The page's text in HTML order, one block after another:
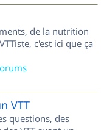
de la nutrition
c'est ici que ça
VTT
questions, des